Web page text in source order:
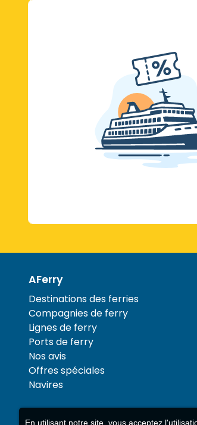
AFerry
Destinations des ferries
Compagnies de ferry
Lignes de ferry
Ports de ferry
Nos avis
Offres spéciales
Navires
En utilisant notre site, vous acceptez